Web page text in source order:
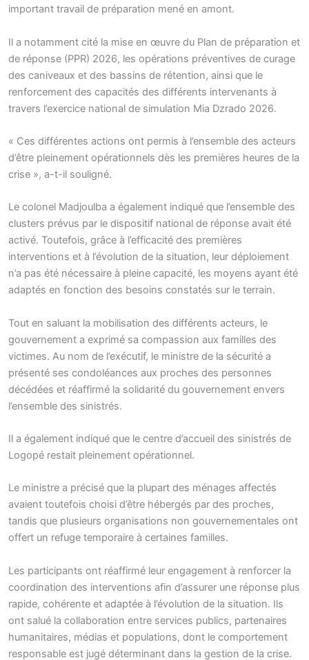
important travail de préparation mené en amont.
Il a notamment cité la mise en œuvre du Plan de préparation et
de réponse (PPR) 2026, les opérations préventives de curage
des caniveaux et des bassins de rétention, ainsi que le
renforcement des capacités des différents intervenants à
travers l’exercice national de simulation Mia Dzrado 2026.
« Ces différentes actions ont permis à l’ensemble des acteurs
d’être pleinement opérationnels dès les premières heures de la
crise », a-t-il souligné.
Le colonel Madjoulba a également indiqué que l’ensemble des
clusters prévus par le dispositif national de réponse avait été
activé. Toutefois, grâce à l’efficacité des premières
interventions et à l’évolution de la situation, leur déploiement
n’a pas été nécessaire à pleine capacité, les moyens ayant été
adaptés en fonction des besoins constatés sur le terrain.
Tout en saluant la mobilisation des différents acteurs, le
gouvernement a exprimé sa compassion aux familles des
victimes. Au nom de l’exécutif, le ministre de la sécurité a
présenté ses condoléances aux proches des personnes
décédées et réaffirmé la solidarité du gouvernement envers
l’ensemble des sinistrés.
Il a également indiqué que le centre d’accueil des sinistrés de
Logopé restait pleinement opérationnel.
Le ministre a précisé que la plupart des ménages affectés
avaient toutefois choisi d’être hébergés par des proches,
tandis que plusieurs organisations non gouvernementales ont
offert un refuge temporaire à certaines familles.
Les participants ont réaffirmé leur engagement à renforcer la
coordination des interventions afin d’assurer une réponse plus
rapide, cohérente et adaptée à l’évolution de la situation. Ils
ont salué la collaboration entre services publics, partenaires
humanitaires, médias et populations, dont le comportement
responsable est jugé déterminant dans la gestion de la crise.